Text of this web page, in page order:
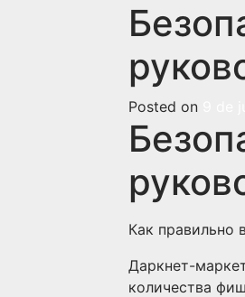
Posted on
Как правильно
Даркнет-
количества